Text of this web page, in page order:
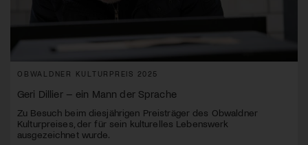
OBWALDNER KULTURPREIS 2025
Geri Dillier – ein Mann der Sprache
Zu Besuch beim diesjährigen Preisträger des Obwaldner
Kulturpreises, der für sein kulturelles Lebenswerk
ausgezeichnet wurde.